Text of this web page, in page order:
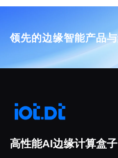
领先的边缘智能产品
高性能AI边缘计算盒子